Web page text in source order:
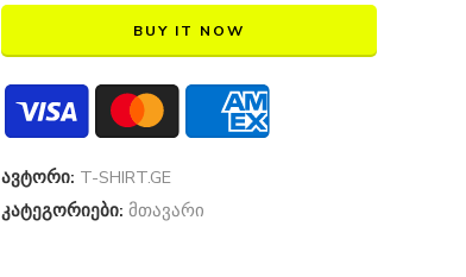
BUY IT NOW
ავტორი: T-SHIRT.GE
კატეგორიები: მთავარი